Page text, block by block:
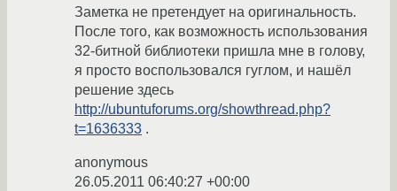
Заметка не претендует на оригинальность.
После того, как возможность использования
32-битной библиотеки пришла мне в голову,
я просто воспользовался гуглом, и нашёл
решение здесь
http://ubuntuforums.org/showthread.php?
t=1636333 .
anonymous
26.05.2011 06:40:27 +00:00